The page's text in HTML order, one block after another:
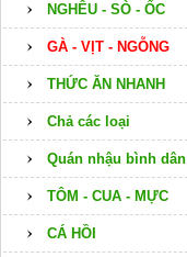
NGHÊU - SÒ - ỐC
GÀ - VỊT - NGỖNG
THỨC ĂN NHANH
Chả các loại
Quán nhậu bình dân
TÔM - CUA - MỰC
CÁ HỒI